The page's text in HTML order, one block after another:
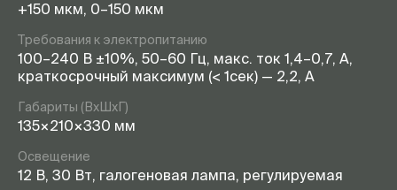
+150 мкм, 0–150 мкм
Требования к электропитанию
100–240 В ±10%, 50–60 Гц, макс. ток 1,4–0,7, А,
краткосрочный максимум (< 1сек) — 2,2, А
Габариты (ВхШхГ)
135×210×330 мм
Освещение
12 В, 30 Вт, галогеновая лампа, регулируемая